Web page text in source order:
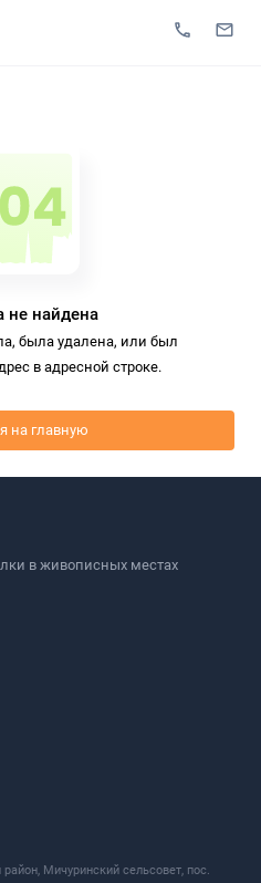
не найдена
была удалена, или был
в адресной строке.
на главную
в живописных местах
Мичуринский сельсовет, пос.